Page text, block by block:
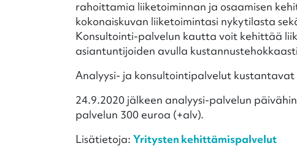
rahoittamia liiketoiminnan ja osaamisen
kokonaiskuvan liiketoimintasi nykytilasta
Konsultointi-palvelun kautta voit kehittää
asiantuntijoiden avulla
Analyysi- ja konsultointipalvelut
24.9.2020 jälkeen analyysi-palvelun
palvelun 300 euroa (+alv).
Lisätietoja: Yritysten kehittämispalvelut